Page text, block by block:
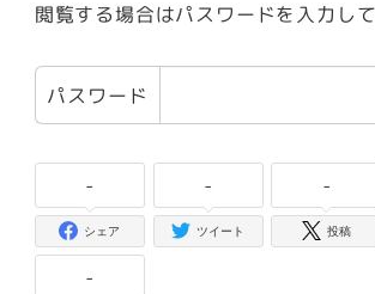
閲覧する場合はパスワードを入力して
パスワード
-
シェア
-
ツイート
-
投稿
-